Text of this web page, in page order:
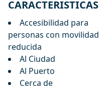
CARACTERISTICAS
Accesibilidad para
personas con movilidad
reducida
Al Ciudad
Al Puerto
Cerca de